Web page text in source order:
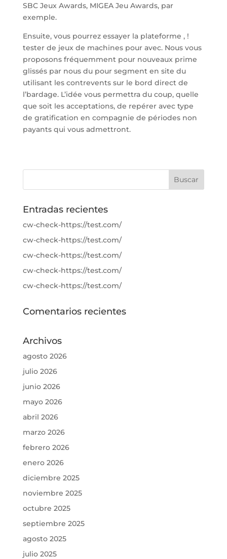
SBC Jeux Awards, MIGEA Jeu Awards, par
exemple.
Ensuite, vous pourrez essayer la plateforme , !
tester de jeux de machines pour avec. Nous vous
proposons fréquemment pour nouveaux prime
glissés par nous du pour segment en site du
utilisant les contrevents sur le bord direct de
l’bardage. L’idée vous permettra du coup, quelle
que soit les acceptations, de repérer avec type
de gratification en compagnie de périodes non
payants qui vous admettront.
Entradas recientes
cw-check-https://test.com/
cw-check-https://test.com/
cw-check-https://test.com/
cw-check-https://test.com/
cw-check-https://test.com/
Comentarios recientes
Archivos
agosto 2026
julio 2026
junio 2026
mayo 2026
abril 2026
marzo 2026
febrero 2026
enero 2026
diciembre 2025
noviembre 2025
octubre 2025
septiembre 2025
agosto 2025
julio 2025